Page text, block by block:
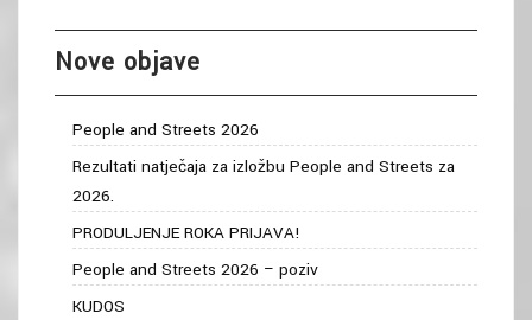
Nove objave
People and Streets 2026
Rezultati natječaja za izložbu People and Streets za
2026.
PRODULJENJE ROKA PRIJAVA!
People and Streets 2026 – poziv
KUDOS